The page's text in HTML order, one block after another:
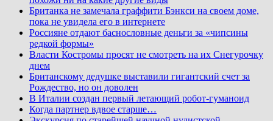
Британка не замечала граффити Бэнкси на своем доме,
пока не увидела его в интернете
Россияне отдают баснословные деньги за «чипсины
редкой формы»
Власти Костромы просят не смотреть на их Снегурочку
днем
Британскому дедушке выставили гигантский счет за
Рождество, но он доволен
В Италии создан первый летающий робот-гуманоид
Когда партнер вдвое старше…